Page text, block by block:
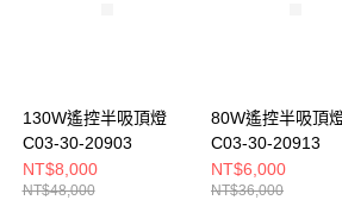
或使用他人資訊註冊。若發現惡意使用之情形，
權停止該用戶之使用額度並採取法律行動。
130W遙控半吸頂燈
C03-30-20903
NT$8,000
NT$48,000
80W遙控半吸頂
C03-30-20913
NT$6,000
NT$36,000